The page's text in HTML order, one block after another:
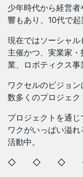
少年時代から経営
響もあり、10代で起
現在ではソーシャ
主催かつ、実業家
業、ロボティクス事
ワクセルのビジョン
数多くのプロジェク
プロジェクトを通
ワクがいっぱい溢
活動中。
◇ ◇ ◇